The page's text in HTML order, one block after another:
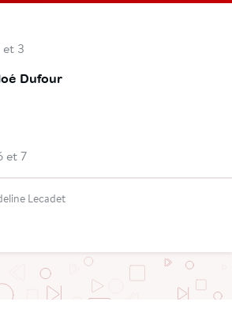
et 3
Dufour
et 7
Lecadet